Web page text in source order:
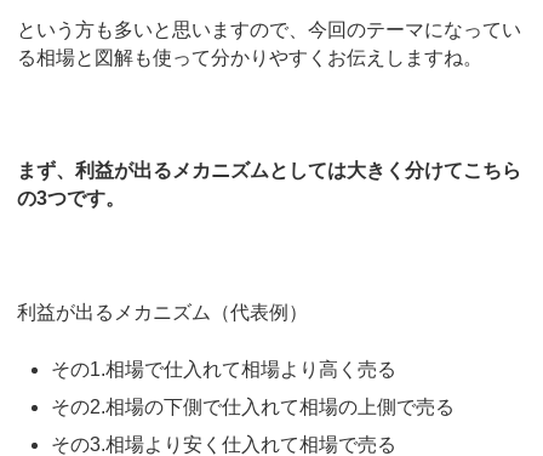
という方も多いと思いますので、今回のテーマになってい
る相場と図解も使って分かりやすくお伝えしますね。
まず、利益が出るメカニズムとしては大きく分けてこちら
の3つです。
利益が出るメカニズム（代表例）
その1.相場で仕入れて相場より高く売る
その2.相場の下側で仕入れて相場の上側で売る
その3.相場より安く仕入れて相場で売る